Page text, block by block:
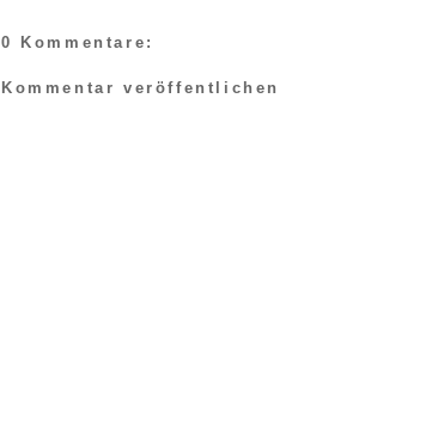
0 Kommentare:
Kommentar veröffentlichen